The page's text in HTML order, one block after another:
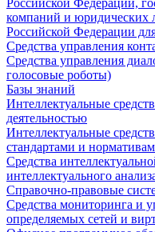
Российской Федерации,
компаний и юридических
Российской Федерации
Средства управления
Средства управления
голосовые роботы)
Базы знаний
Интеллектуальные
деятельностью
Интеллектуальные
стандартами и
Средства
интеллектуального
Справочно-правовые
Средства мониторинга и
определяемых сетей и